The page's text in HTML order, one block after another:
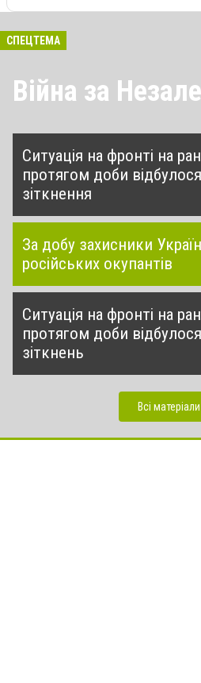
СПЕЦТЕМА
Війна за
Ситуація на фронті на
протягом доби
зіткнення
За добу захисники
російських окупантів
Ситуація на фронті на
протягом доби
зіткнень
Всі